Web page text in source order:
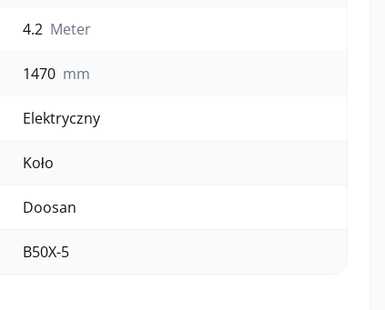
4.2 Meter
1470 mm
Elektryczny
Koło
Doosan
B50X-5